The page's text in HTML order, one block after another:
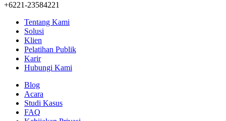
+6221-23584221
Tentang Kami
Solusi
Klien
Pelatihan Publik
Karir
Hubungi Kami
Blog
Acara
Studi Kasus
FAQ